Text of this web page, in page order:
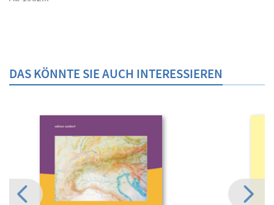
DAS KÖNNTE SIE AUCH INTERESSIEREN